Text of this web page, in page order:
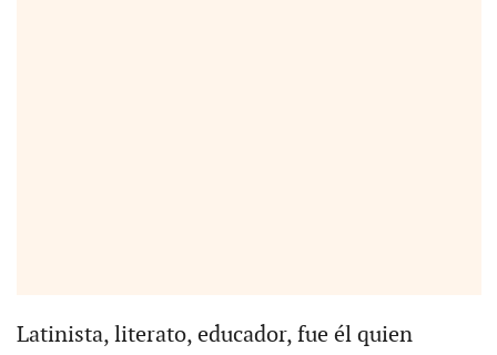
Latinista, literato, educador, fue él quien